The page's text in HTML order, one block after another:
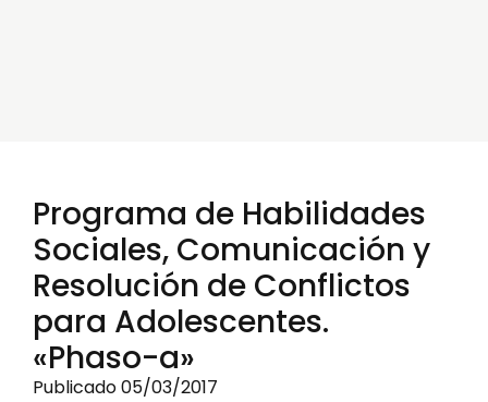
Programa de Habilidades
Sociales, Comunicación y
Resolución de Conflictos
para Adolescentes.
«Phaso-a»
Publicado 05/03/2017